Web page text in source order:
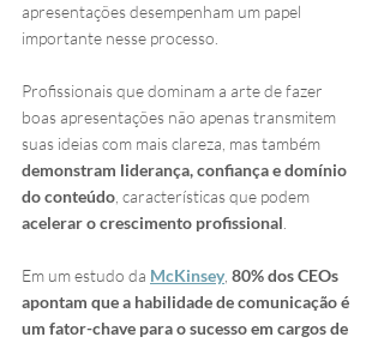
apresentações desempenham um papel
importante nesse processo.
Profissionais que dominam a arte de fazer
boas apresentações não apenas transmitem
suas ideias com mais clareza, mas também
demonstram liderança, confiança e domínio
do conteúdo , características que podem
acelerar o crescimento profissional
Em um estudo da McKinsey, 80% dos CEOs
apontam que a habilidade de comunicação é
um fator-chave para o sucesso em cargos de